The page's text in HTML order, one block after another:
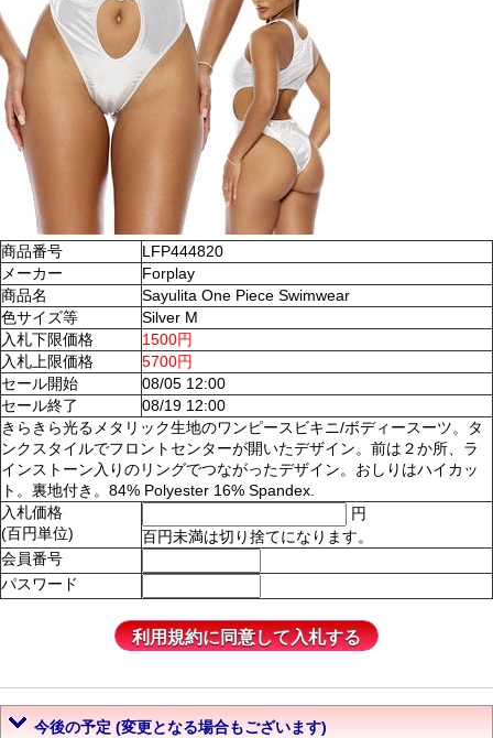
商品番号
LFP444820
メーカー
Forplay
商品名
Sayulita One Piece Swimwear
色サイズ等
Silver M
入札下限価格
1500円
入札上限価格
5700円
セール開始
08/05 12:00
セール終了
08/19 12:00
きらきら光るメタリック生地のワンピースビキニ/ボディースーツ。タ
ンクスタイルでフロントセンターが開いたデザイン。前は２か所、ラ
インストーン入りのリングでつながったデザイン。おしりはハイカッ
ト。裏地付き。84% Polyester 16% Spandex.
入札価格
(百円単位)
円
百円未満は切り捨てになります。
会員番号
パスワード
今後の予定 (変更となる場合もございます)